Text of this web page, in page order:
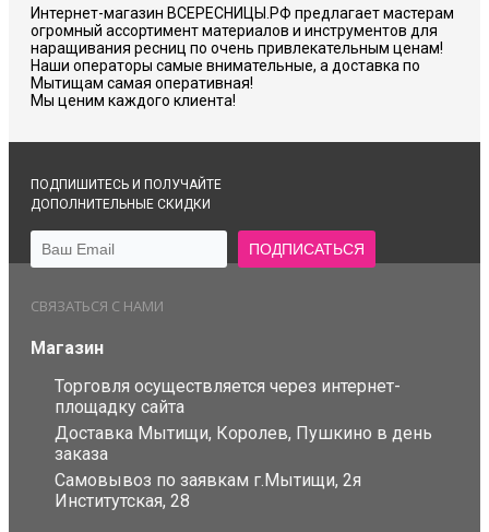
Интернет-магазин ВСЕРЕСНИЦЫ.РФ предлагает мастерам
огромный ассортимент материалов и инструментов для
наращивания ресниц по очень привлекательным ценам!
Наши операторы самые внимательные, а доставка по
Мытищам самая оперативная!
Мы ценим каждого клиента!
ПОДПИШИТЕСЬ И ПОЛУЧАЙТЕ
ДОПОЛНИТЕЛЬНЫЕ СКИДКИ
СВЯЗАТЬСЯ С НАМИ
Магазин
Торговля осуществляется через интернет-
площадку сайта
Доставка Мытищи, Королев, Пушкино в день
заказа
Самовывоз по заявкам г.Мытищи, 2я
Институтская, 28